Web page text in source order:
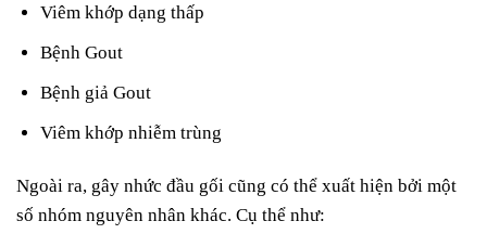
Viêm khớp dạng thấp
Bệnh Gout
Bệnh giả Gout
Viêm khớp nhiễm trùng
Ngoài ra, gây nhức đầu gối cũng có thể xuất hiện bởi một
số nhóm nguyên nhân khác. Cụ thể như: